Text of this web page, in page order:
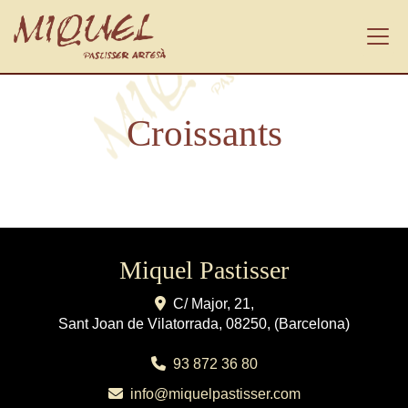
Croissants
Miquel Pastisser
C/ Major, 21,
Sant Joan de Vilatorrada, 08250, (Barcelona)
93 872 36 80
info
miquelpastisser.com